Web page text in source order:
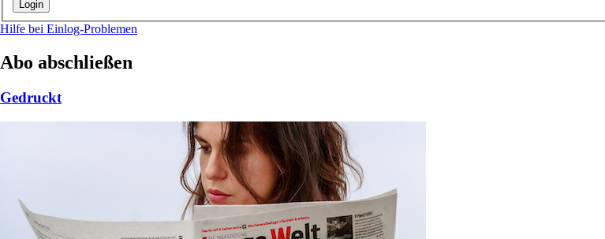
Hilfe bei Einlog-Problemen
Abo abschließen
Gedruckt